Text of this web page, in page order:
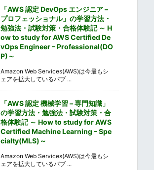
「AWS 認定 DevOps エンジニア –
プロフェッショナル」の学習方法・
勉強法・試験対策・合格体験記 ～ H
ow to study for AWS Certified De
vOps Engineer – Professional(DO
P)～
Amazon Web Services(AWS)は今最もシ
ェアを拡大しているパブ ...
「AWS 認定 機械学習 – 専門知識」
の学習方法・勉強法・試験対策・合
格体験記 ～ How to study for AWS
Certified Machine Learning – Spe
cialty(MLS)～
Amazon Web Services(AWS)は今最もシ
ェアを拡大しているパブ ...